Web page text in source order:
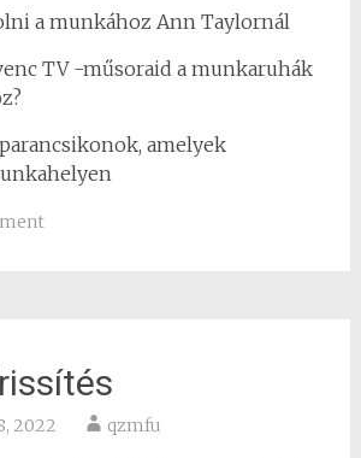
a munkához Ann Taylornál
TV -műsoraid a munkaruhák
amelyek
2022 qzmfu